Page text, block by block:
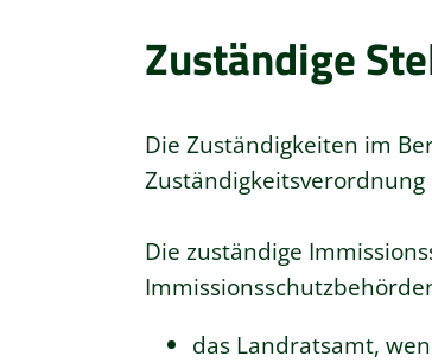
Zuständige
Die Zuständigkeiten im
Die zuständige
das Landratsamt,